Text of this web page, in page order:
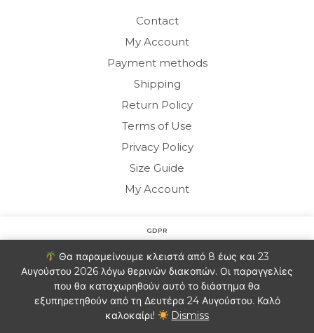
Θα παραμείνουμε κλειστά από 8 έως και 23
Αυγούστου 2026 λόγω θερινών διακοπών. Οι παραγγελίες
που θα καταχωρηθούν αυτό το διάστημα θα
εξυπηρετηθούν από τη Δευτέρα 24 Αυγούστου. Καλό
καλοκαίρι!
Dismiss
Contact
My Account
Payment methods
Shipping
Return Policy
Terms of Use
Privacy Policy
Size Guide
My Account
GDPR
Στον ιστότοπο χρησιμοποιούμε cookies για να βελτιώσουμε
την εμπειρία σας. Θα υποθέσουμε ότι είστε εντάξει με αυτό.
Αν θέλετε μπορείτε να εξαιρεθείτε.
Πληροφορίες
Ρυθμίσεις Cookie
ΑΠΟΔΟΧΗ
Ελληνικα(Greek) English